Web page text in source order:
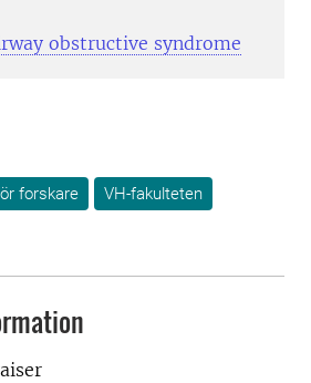
obstructive syndrome
forskare
VH-fakulteten